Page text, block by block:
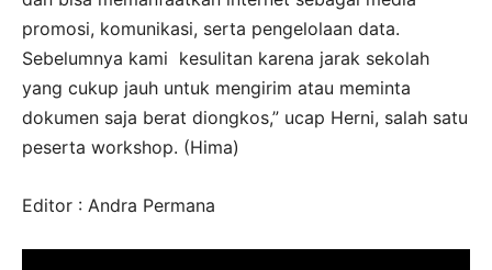
promosi, komunikasi, serta pengelolaan data.
Sebelumnya kami kesulitan karena jarak sekolah
yang cukup jauh untuk mengirim atau meminta
dokumen saja berat diongkos,” ucap Herni, salah satu
peserta workshop. (Hima)
Editor : Andra Permana